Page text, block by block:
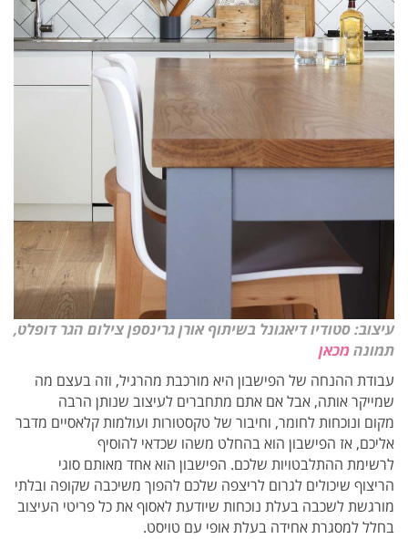
עיצוב: סטודיו דיאגונל בשיתוף אורן גרינספן צילום הגר דופלט,
תמונהמכאן
עבודת ההנחה של הפישבון היא מורכבת מהרגיל, וזה בעצם מה
שמייקר אותה, אבל אם אתם מתחברים לעיצוב שנותן הרבה
מקום ונוכחות לחומר, וחיבור של טקסטורות ועולמות קלאסיים מדבר
אליכם, אז הפישבון הוא בהחלט משהו שכדאי להוסיף
לרשימת ההתלבטויות שלכם. הפישבון הוא אחד מאותם סוגי
הריצוף שיכולים לגרום לריצפה שלכם להפוך משיכבה שקופה ובלתי
מורגשת לשכבה בעלת נוכחות שיודעת לאסוף את כל פריטי העיצוב
בחלל למסגרת אחידה בעלת אופי עם טויסט.